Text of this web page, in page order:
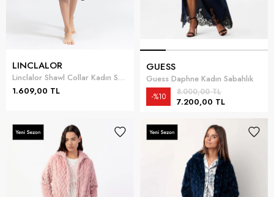
LINCLALOR
Linclalor Shawl Collar Kadın Sabahlık
1.609,00 TL
GUESS
Guess Daphne Kadın Sabahlık
7.200,00 TL
8.000,00 TL
%10